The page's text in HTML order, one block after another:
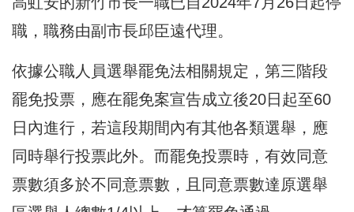
職，職務由副市長邱臣遠代理。
依據公職人員選舉罷免法相關規定，第三階段
罷免投票，應在罷免案宣告成立後20日起至60
日內進行，若這段期間內有其他各類選舉，應
同時舉行投票此外。而罷免投票時，有效同意
票數須多於不同意票數，且同意票數達原選舉